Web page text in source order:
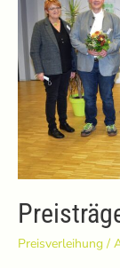
Preisverleihung /